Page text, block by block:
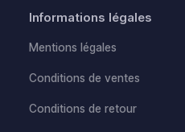
Informations légales
Mentions légales
Conditions de ventes
Conditions de retour